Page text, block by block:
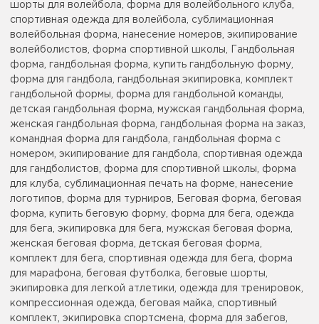
шорты для волейбола, форма для волейбольного клуба,
спортивная одежда для волейбола, сублимационная
волейбольная форма, нанесение номеров, экипирование
волейболистов, форма спортивной школы, Гандбольная
форма, гандбольная форма, купить гандбольную форму,
форма для гандбола, гандбольная экипировка, комплект
гандбольной формы, форма для гандбольной команды,
детская гандбольная форма, мужская гандбольная форма,
женская гандбольная форма, гандбольная форма на заказ,
командная форма для гандбола, гандбольная форма с
номером, экипирование для гандбола, спортивная одежда
для гандболистов, форма для спортивной школы, форма
для клуба, сублимационная печать на форме, нанесение
логотипов, форма для турниров, Беговая форма, беговая
форма, купить беговую форму, форма для бега, одежда
для бега, экипировка для бега, мужская беговая форма,
женская беговая форма, детская беговая форма,
комплект для бега, спортивная одежда для бега, форма
для марафона, беговая футболка, беговые шорты,
экипировка для легкой атлетики, одежда для тренировок,
компрессионная одежда, беговая майка, спортивный
комплект, экипировка спортсмена, форма для забегов,